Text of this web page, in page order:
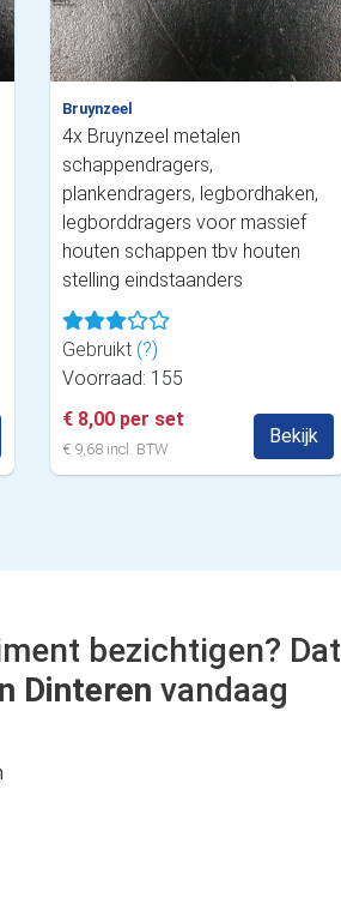
Bruynzeel
4x Bruynzeel metalen
schappendragers,
plankendragers, legbordhaken,
legborddragers voor massief
houten schappen tbv houten
stelling eindstaanders
Gebruikt (?)
Voorraad: 155
€ 8,00 per set
€ 9,68 incl. BTW
Bekijk
bezichtigen? Dat
Dinteren vandaag